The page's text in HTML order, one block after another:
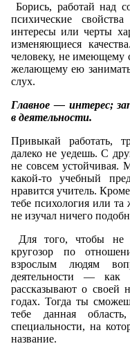
Борись, работай над
психические
интересы или черты
изменяющиеся
человеку, не имеющему
желающему ею
слух.
Главное — интерес;
в деятельности.
Привыкай работать,
далеко не уедешь. С
не совсем устойчивая.
какой-то учебный
нравится учитель.
тебе психология или
не изучал ничего
Для того, чтобы не
кругозор по
взрослым людям
деятельности — как
рассказывают о своей
годах. Тогда ты
тебе данная
специальности, на
название.